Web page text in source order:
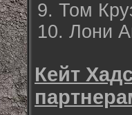
9. Том
10. Лони
Кейт